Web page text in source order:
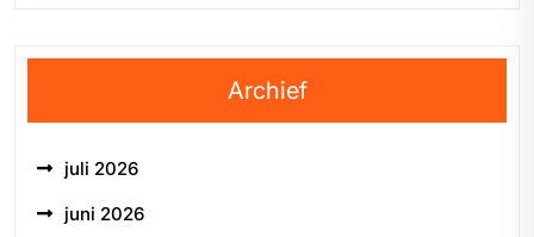
Archief
juli 2026
juni 2026